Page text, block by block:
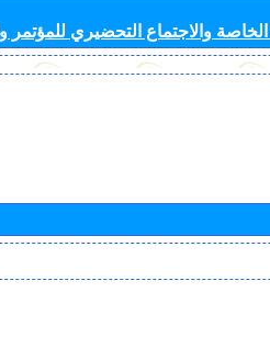
والاجتماع التحضيري للمؤتمر